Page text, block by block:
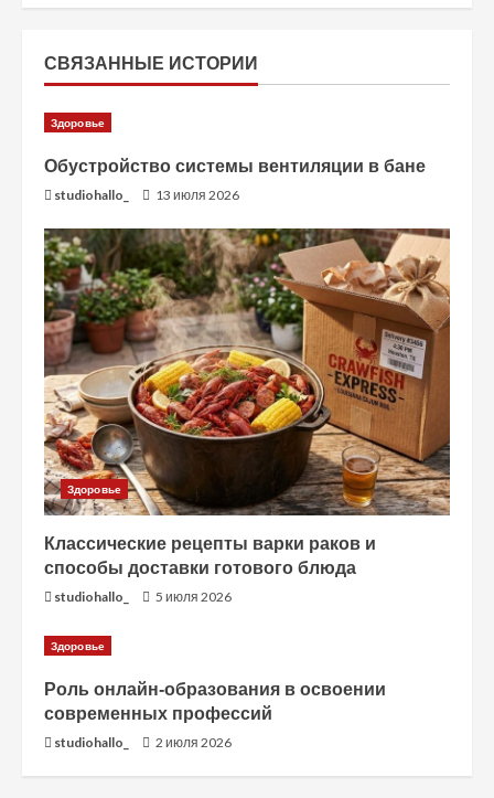
ж
и
т
ь
ч
т
е
н
и
е
СВЯЗАННЫЕ ИСТОРИИ
Здоровье
Обустройство системы вентиляции в бане
studiohallo_ 13 июля 2026
Здоровье
Классические рецепты варки раков и
способы доставки готового блюда
studiohallo_ 5 июля 2026
Здоровье
Роль онлайн-образования в освоении
современных профессий
studiohallo_ 2 июля 2026